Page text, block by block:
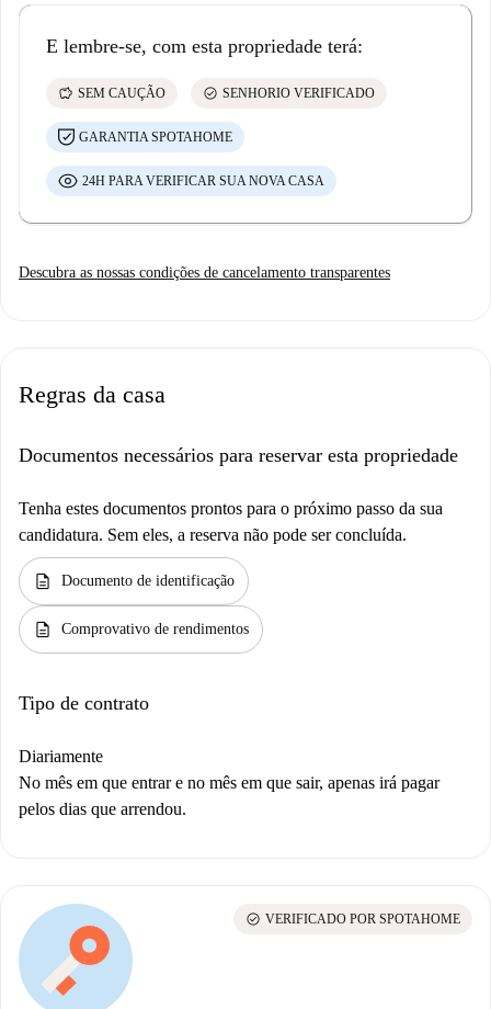
E lembre-se, com esta propriedade terá:
savings SEM CAUÇÃO check_circle SENHORIO VERIFICADO
GARANTIA SPOTAHOME
24H PARA VERIFICAR SUA NOVA CASA
Descubra as nossas condições de cancelamento transparentes
Regras da casa
Documentos necessários para reservar esta propriedade
Tenha estes documentos prontos para o próximo passo da sua
candidatura. Sem eles, a reserva não pode ser concluída.
description Documento de identificação
description Comprovativo de rendimentos
Tipo de contrato
Diariamente
No mês em que entrar e no mês em que sair, apenas irá pagar
pelos dias que arrendou.
check_circle VERIFICADO POR SPOTAHOME